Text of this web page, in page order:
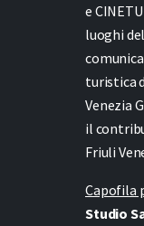
e
luoghi
turistica
Venezia
il
Friuli
Capofila
Studio